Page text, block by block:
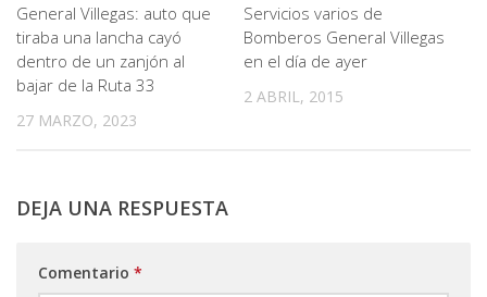
General Villegas: auto que
tiraba una lancha cayó
dentro de un zanjón al
bajar de la Ruta 33
27 MARZO, 2023
Servicios varios de
Bomberos General Villegas
en el día de ayer
2 ABRIL, 2015
DEJA UNA RESPUESTA
Comentario *